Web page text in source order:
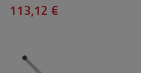
113,12 €